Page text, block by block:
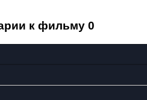
к фильму 0